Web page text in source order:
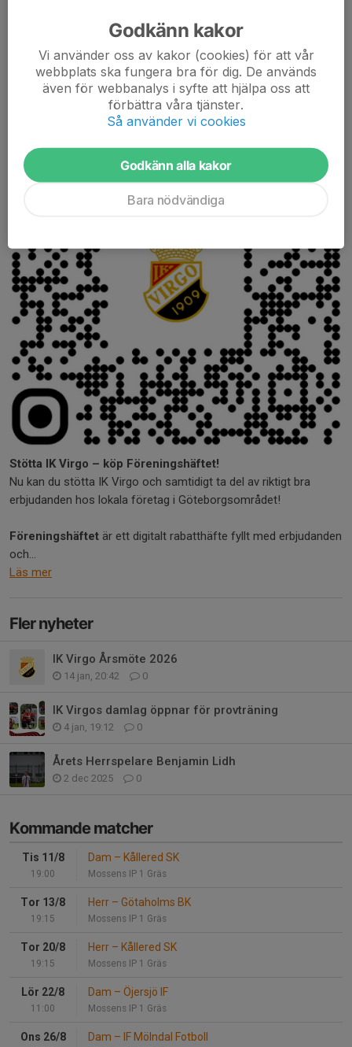
Stötta IK Virgo - Köp Föreningshäftet
0 kommentarer
Stötta IK Virgo – köp Föreningshäftet!
Nu kan du stötta IK Virgo och samtidigt ta del av riktigt bra
erbjudanden hos lokala företag i Göteborgsområdet!
Föreningshäftet är ett digitalt rabatthäfte fyllt med erbjudanden
och...
Läs mer
Fler nyheter
IK Virgo Årsmöte 2026
14 jan, 20:42 0
IK Virgos damlag öppnar för provträning
4 jan, 19:12 0
Årets Herrspelare Benjamin Lidh
2 dec 2025 0
Kommande matcher
Tis 11/8
19:00
Dam – Kållered SK
Mossens IP 1 Gräs
Tor 13/8
19:15
Herr – Götaholms BK
Mossens IP 1 Gräs
Tor 20/8
19:15
Herr – Kållered SK
Mossens IP 1 Gräs
Lör 22/8
11:00
Dam – Öjersjö IF
Mossens IP 1 Gräs
Ons 26/8 Dam – IF Mölndal Fotboll
Godkänn kakor
Vi använder oss av kakor (cookies) för att vår
webbplats ska fungera bra för dig. De används
även för webbanalys i syfte att hjälpa oss att
förbättra våra tjänster.
Så använder vi cookies
Godkänn alla kakor
Bara nödvändiga